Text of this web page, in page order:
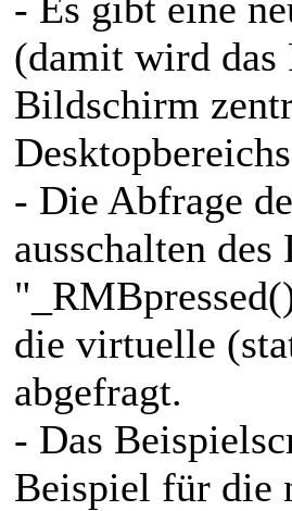
(damit wird das
Bildschirm
- Die Abfrage
ausschalten
die virtuelle
abgefragt.
- Das
Beispiel für die